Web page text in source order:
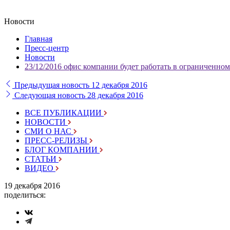
Новости
Главная
Пресс-центр
Новости
23/12/2016 офис компании будет работать в
Предыдущая новость 12 декабря 2016
Следующая новость 28 декабря 2016
ВСЕ ПУБЛИКАЦИИ
НОВОСТИ
СМИ О НАС
ПРЕСС-РЕЛИЗЫ
БЛОГ КОМПАНИИ
СТАТЬИ
ВИДЕО
19 декабря 2016
поделиться: